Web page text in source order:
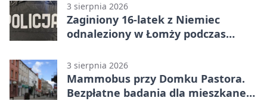
3 sierpnia 2026
Zaginiony 16-latek z Niemiec
odnaleziony w Łomży podczas
3 sierpnia 2026
Mammobus przy Domku Pastora.
Bezpłatne badania dla mieszkanek